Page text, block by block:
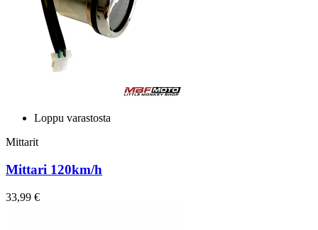
Loppu varastosta
Mittarit
Mittari 120km/h
33,99 €